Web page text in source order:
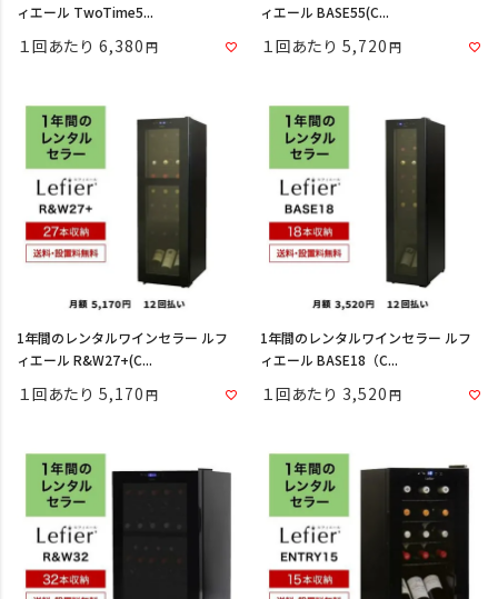
ィエール TwoTime5...
１回あたり 6,380
ィエール BASE55(C...
１回あたり 5,720
1年間のレンタルワインセラー ルフ
ィエール R&W27+(C...
１回あたり 5,170
1年間のレンタルワインセラー ルフ
ィエール BASE18（C...
１回あたり 3,520